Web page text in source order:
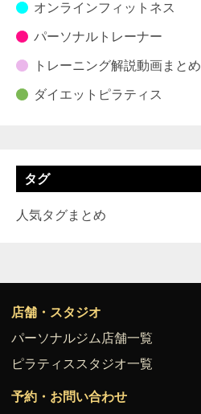
オンラインフィットネス
パーソナルトレーナー
トレーニング解説動画まとめ
ダイエットピラティス
タグ
人気タグまとめ
店舗・スタジオ
パーソナルジム店舗一覧
ピラティススタジオ一覧
予約・お問い合わせ